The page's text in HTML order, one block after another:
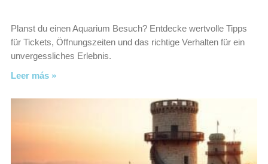
Planst du einen Aquarium Besuch? Entdecke wertvolle Tipps
für Tickets, Öffnungszeiten und das richtige Verhalten für ein
unvergessliches Erlebnis.
Leer más »